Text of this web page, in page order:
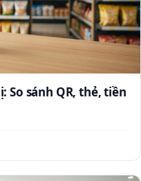
So sánh QR, thẻ, tiền